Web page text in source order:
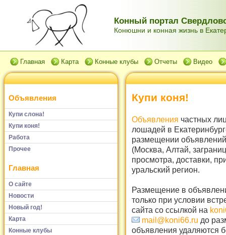
Конный портал
Конюшни и конная жизнь в
Главная Карта Конные клубы Отчеты Видео
Объявления
Купи слона!
Купи коня!
Работа
Прочее
Главная
О сайте
Новости
Новый год!
Карта
Конные клубы
Купи коня!
Объявления частных
лошадей в
размещении
(Москва, Алтай,
просмотра, доставки,
уральский регион.
Размещение в
только при условии
сайта со ссылкой на
mail@koni66.ru до
объявления удаляются